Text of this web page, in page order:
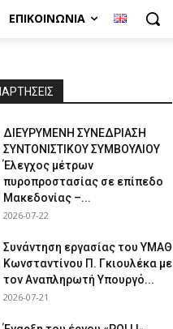
ΕΠΙΚΟΙΝΩΝΊΑ
ΔΙΕΥΡΥΜΕΝΗ ΣΥΝΕΔΡΙΑΣΗ
ΣΥΝΤΟΝΙΣΤΙΚΟΥ ΣΥΜΒΟΥΛΙΟΥ
Έλεγχος μέτρων
πυροπροστασίας σε επίπεδο
Μακεδονίας –...
2026-07-22
Συνάντηση εργασίας του ΥΜΑΘ
Κωνσταντίνου Π. Γκιουλέκα με
τον Αναπληρωτή Υπουργό...
2026-07-21